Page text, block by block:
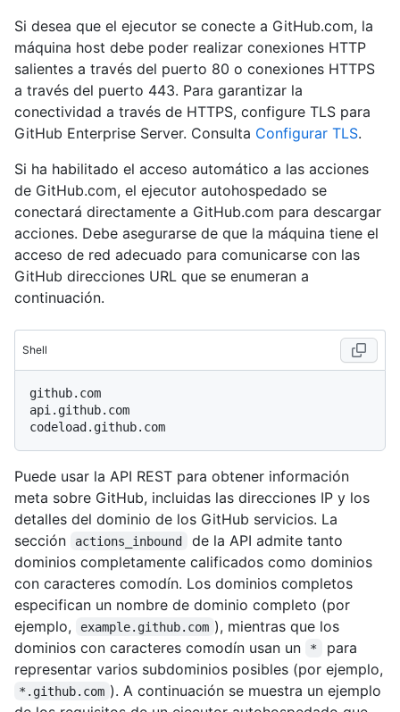
Si desea que el ejecutor se conecte a GitHub.com, la
máquina host debe poder realizar conexiones HTTP
salientes a través del puerto 80 o conexiones HTTPS
a través del puerto 443. Para garantizar la
conectividad a través de HTTPS, configure TLS para
GitHub Enterprise Server. Consulta Configurar TLS.
Si ha habilitado el acceso automático a las acciones
de GitHub.com, el ejecutor autohospedado se
conectará directamente a GitHub.com para descargar
acciones. Debe asegurarse de que la máquina tiene el
acceso de red adecuado para comunicarse con las
GitHub direcciones URL que se enumeran a
continuación.
Shell
github.com
api.github.com
Puede usar la API REST para obtener información
meta sobre GitHub, incluidas las direcciones IP y los
detalles del dominio de los GitHub servicios. La
sección
actions_inbound
de la API admite tanto
dominios completamente calificados como dominios
con caracteres comodín. Los dominios completos
especifican un nombre de dominio completo (por
ejemplo,
example.github.com ), mientras que los
dominios con caracteres comodín usan un
*
para
representar varios subdominios posibles (por ejemplo,
*.github.com ). A continuación se muestra un ejemplo